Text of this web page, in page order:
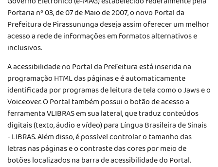
Portaria nº 03, de 07 de Maio de 2007, o novo Portal da
Prefeitura de Pirassununga deseja assim oferecer um melhor
acesso a rede de informações em formatos alternativos e
inclusivos.
A acessibilidade no Portal da Prefeitura está inserida na
programação HTML das páginas e é automaticamente
identificada por programas de leitura de tela como o Jaws e o
Voiceover. O Portal também possui o botão de acesso a
ferramenta VLIBRAS em sua lateral, que traduz conteúdos
digitais (texto, áudio e vídeo) para Língua Brasileira de Sinais
- LIBRAS. Além disso, é possível controlar o tamanho das
letras nas páginas e o contraste das cores por meio de
botões localizados na barra de acessibilidade do Portal.